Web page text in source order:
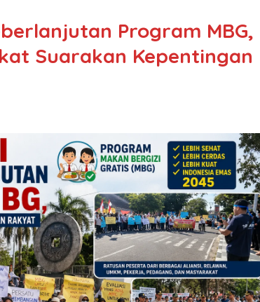
Program MBG,
Suarakan Kepentingan